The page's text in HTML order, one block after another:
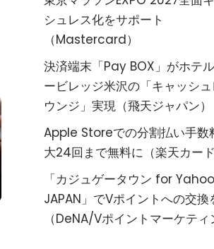
シュレス化をサポート
（Mastercard）
決済端末「Pay BOX」がホテ
ービレッジ米沢の「キャッシュ
ウンジ」実現（飛天ジャパン）
Apple Storeでの分割払い手数
大24回まで無料に（楽天カード
「カジュゲータウン for
JAPAN」でVポイントへの交換
（DeNA/Vポイントマーケティ